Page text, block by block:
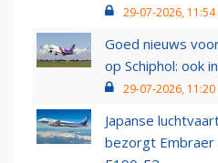
29-07-2026, 11:54
Goed nieuws
op Schiphol: ook
29-07-2026, 11:20
Japanse
bezorgt Embraer